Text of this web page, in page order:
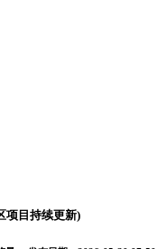
项目持续更新)